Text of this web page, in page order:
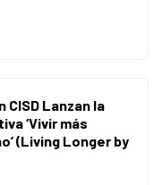
CISD Lanzan la
‘Vivir más
(Living Longer by